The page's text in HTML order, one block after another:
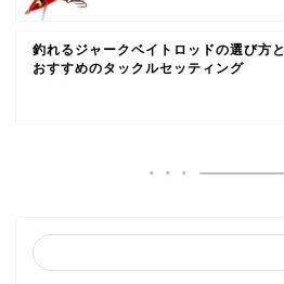
釣れるジャークベイトロッドの選び方と
おすすめのタックルセッティング